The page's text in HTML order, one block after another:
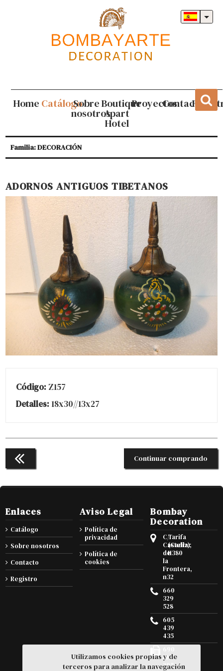
Home CatálogoSobre
nosotros
Boutique
Apart
Hotel
ProyectosContacto
Familia: DECORACIÓN
ADORNOS ANTIGUOS TIBETANOS
Código: Z157
Detalles: 18x30//13x27
Continuar comprando
Enlaces
Catálogo
Sobre nosotros
Contacto
Registro
Aviso Legal
Política de
privacidad
Política de
cookies
Bombay
Decoration
C/
Castellar
de
la
Frontera,
n32
Tarifa
(Cadiz),
11380
660
329
528
605
439
435
105
295
Utilizamos cookies propias y de
terceros para analizar la navegación